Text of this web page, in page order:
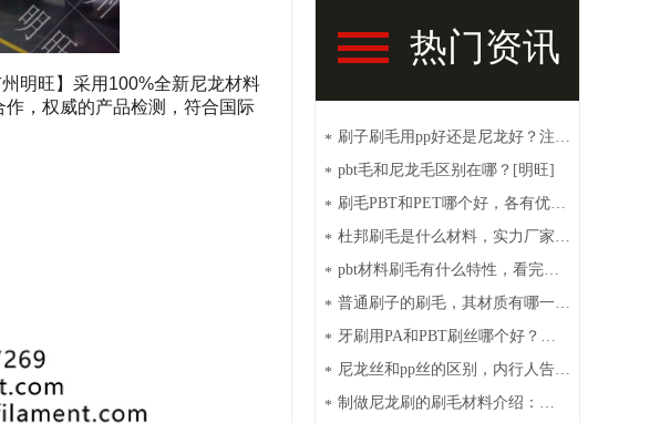
明旺】采用100%全新尼龙材料
，权威的产品检测，符合国际
热门资讯
* 刷子刷毛用pp好还是尼龙好？注意
这些【明旺】
* pbt毛和尼龙毛区别在哪？[明旺]
* 刷毛PBT和PET哪个好，各有优点
[明旺]
* 杜邦刷毛是什么材料，实力厂家带
你了解【明旺】
* pbt材料刷毛有什么特性，看完你
就秒懂【明旺】
* 普通刷子的刷毛，其材质有哪一
些？【明旺】
* 牙刷用PA和PBT刷丝哪个好？性
价比高选这种[明旺]
* 尼龙丝和pp丝的区别，内行人告诉
你【明旺】
* 制做尼龙刷的刷毛材料介绍：